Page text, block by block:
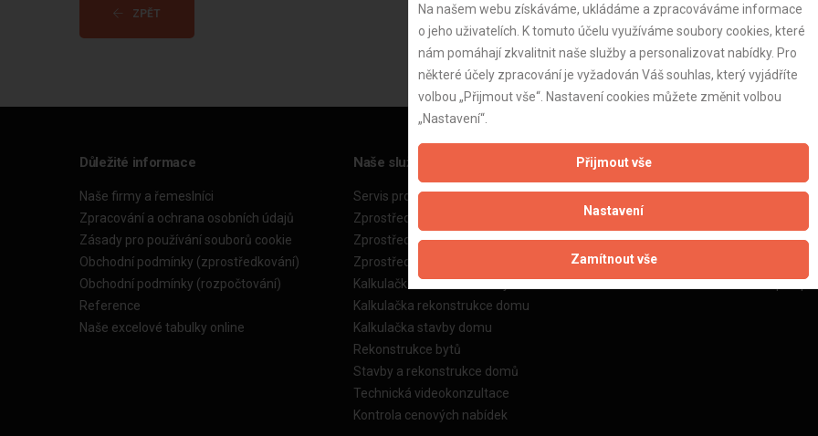
ZPĚT Aktualizováno z portálu ARES dne 04.01.2024 08:15:07
Důležité informace
Naše firmy a řemeslníci
Zpracování a ochrana osobních údajů
Zásady pro používání souborů cookie
Obchodní podmínky (zprostředkování)
Obchodní podmínky (rozpočtování)
Reference
Naše excelové tabulky online
Naše služby
Servis pro stavební firmy
Zprostředkování řemeslníků
Zprostředkování samotných prací
Zprostředkování stavebních zakázek
Kalkulačka rekonstrukce bytu
Kalkulačka rekonstrukce domu
Kalkulačka stavby domu
Rekonstrukce bytů
Stavby a rekonstrukce domů
Technická videokonzultace
Kontrola cenových nabídek
Informace o nás
Prezentace našich služeb
Ceník našich služeb
O projektu a o zakladateli
Kontakt
Možnosti bližší obchodní
Na našem webu získáváme, ukládáme a zpracováváme informace
o jeho uživatelích. K tomuto účelu využíváme soubory cookies, které
nám pomáhají zkvalitnit naše služby a personalizovat nabídky. Pro
některé účely zpracování je vyžadován Váš souhlas, který vyjádříte
volbou „Přijmout vše“. Nastavení cookies můžete změnit volbou
„Nastavení“.
Přijmout vše
Nastavení
Zamítnout vše